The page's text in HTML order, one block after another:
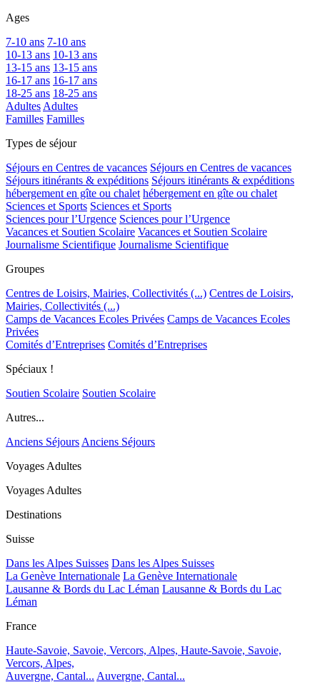
Ages
7-10 ans 7-10 ans
10-13 ans 10-13 ans
13-15 ans 13-15 ans
16-17 ans 16-17 ans
18-25 ans 18-25 ans
Adultes Adultes
Familles Familles
Types de séjour
Séjours en Centres de vacances Séjours en Centres de vacances
Séjours itinérants & expéditions Séjours itinérants & expéditions
hébergement en gîte ou chalet hébergement en gîte ou chalet
Sciences et Sports Sciences et Sports
Sciences pour l’Urgence Sciences pour l’Urgence
Vacances et Soutien Scolaire Vacances et Soutien Scolaire
Journalisme Scientifique Journalisme Scientifique
Groupes
Centres de Loisirs, Mairies, Collectivités (...) Centres de Loisirs,
Mairies, Collectivités (...)
Camps de Vacances Ecoles Privées Camps de Vacances Ecoles
Privées
Comités d’Entreprises Comités d’Entreprises
Spéciaux !
Soutien Scolaire Soutien Scolaire
Autres...
Anciens Séjours Anciens Séjours
Voyages Adultes
Voyages Adultes
Destinations
Suisse
Dans les Alpes Suisses Dans les Alpes Suisses
La Genève Internationale La Genève Internationale
Lausanne & Bords du Lac Léman Lausanne & Bords du Lac
Léman
France
Haute-Savoie, Savoie, Vercors, Alpes, Haute-Savoie, Savoie,
Vercors, Alpes,
Auvergne, Cantal... Auvergne, Cantal...